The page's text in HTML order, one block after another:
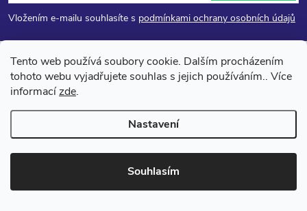
Tento web používá soubory cookie. Dalším procházením
tohoto webu vyjadřujete souhlas s jejich používáním.. Více
informacízde.
Nastavení
Souhlasím
p
a
Vložením e-mailu souhlasíte s podmínkami ochrany osobních údajů